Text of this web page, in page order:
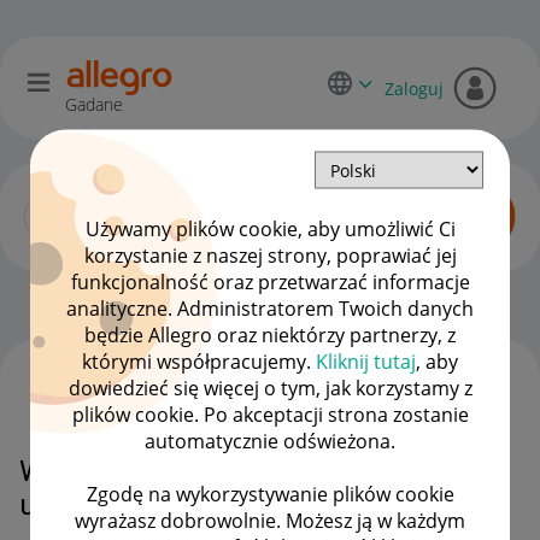
Używamy plików cookie, aby umożliwić Ci
korzystanie z naszej strony, poprawiać jej
funkcjonalność oraz przetwarzać informacje
analityczne. Administratorem Twoich danych
będzie Allegro oraz niektórzy partnerzy, z
którymi współpracujemy. Kliknij tutaj, aby
dowiedzieć się więcej o tym, jak korzystamy z
plików cookie. Po akceptacji strona zostanie
automatycznie odświeżona.
Zgodę na wykorzystywanie plików cookie
wyrażasz dobrowolnie. Możesz ją w każdym
Gadane
Zaloguj
Allegro One dla sprzedawców OPCJE
W związku z żenującą jakością
usług Allegro One..
WSZYSTKIE TEMATY